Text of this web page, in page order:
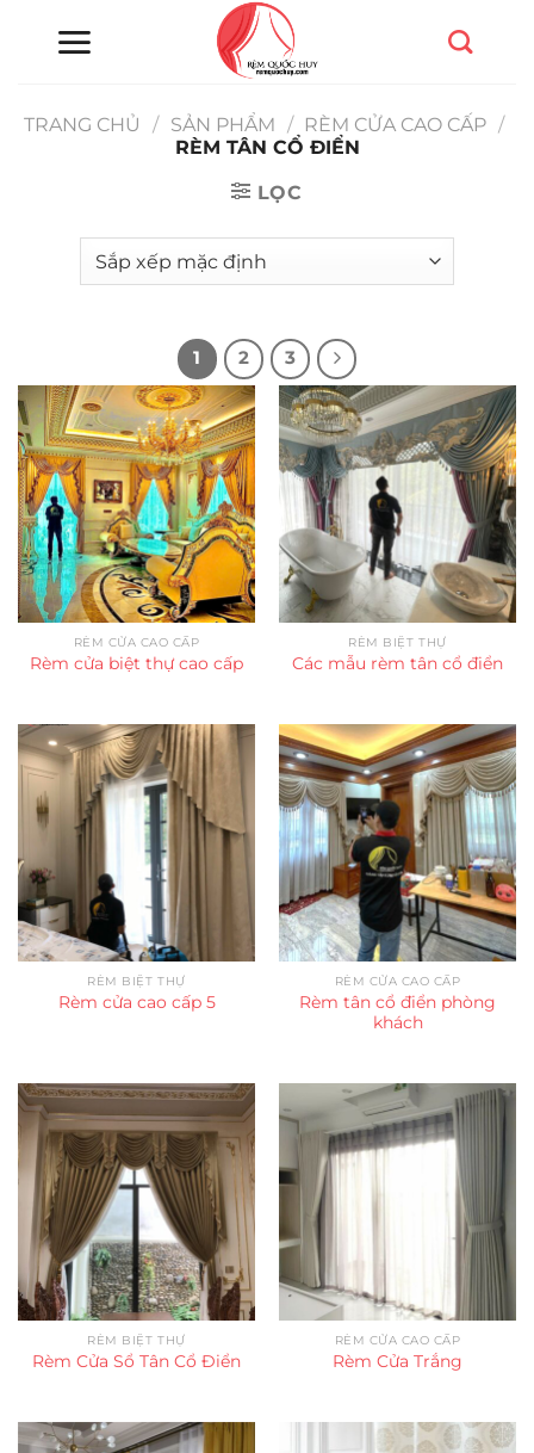
TRANG CHỦ
/ SẢN PHẨM / RÈM CỬA CAO CẤP /
RÈM TÂN CỔ ĐIỂN
LỌC
RÈM CỬA CAO CẤP
Rèm cửa biệt thự cao cấp
RÈM BIỆT THỰ
Các mẫu rèm tân cổ điển
RÈM BIỆT THỰ
Rèm cửa cao cấp 5
RÈM CỬA CAO CẤP
Rèm tân cổ điển phòng
khách
RÈM BIỆT THỰ
Rèm Cửa Sổ Tân Cổ Điển
RÈM CỬA CAO CẤP
Rèm Cửa Trắng
1 2 3